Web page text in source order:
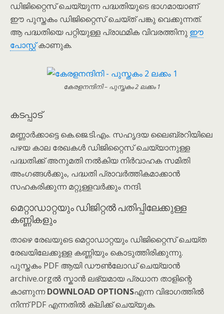
ഡിജിറ്റൈസ് ചെയ്യുന്ന പദ്ധതിയുടെ ഭാഗമായാണ്
ഈ പുസ്തകം ഡിജിറ്റൈസ് ചെയ്ത് പങ്കു വെക്കുന്നത്.
ആ പദ്ധതിയെ പറ്റിയുള്ള പ്രാഥമിക വിവരത്തിനു ഈ
പോസ്റ്റ്കാണുക.
കേരളനന്ദിനി – പുസ്തകം 2 ലക്കം 1
കടപ്പാട്
മണ്ണാർക്കാട്ടെ കെ.ജെ.ടി.എം. സഹൃദയ ലൈബ്രറിയിലെ
പഴയ കാല രേഖകൾ ഡിജിറ്റൈസ് ചെയ്യാനുള്ള
പദ്ധതിക്ക് അനുമതി നൽകിയ നിര്‍വാഹക സമിതി
അംഗങ്ങൾക്കും, പദ്ധതി പ്രാവർത്തികമാക്കാൻ
സഹകരിക്കുന്ന മറ്റുള്ളവർക്കും നന്ദി.
മെറ്റാഡാറ്റയും ഡിജിറ്റൽ പതിപ്പിലേക്കുള്ള
കണ്ണികളും
താഴെ രേഖയുടെ മെറ്റാഡാറ്റയും ഡിജിറ്റൈസ് ചെയ്ത
രേഖയിലേക്കുള്ള കണ്ണിയും കൊടുത്തിരിക്കുന്നു.
പുസ്തകം PDF ആയി ഡൗൺലോഡ് ചെയ്യാൻ
archive.orgൽ സ്കാൻ ലഭ്യമായ പ്രധാന താളിന്റെ
കാണുന്നDOWNLOAD OPTIONSഎന്ന വിഭാഗത്തിൽ
നിന്ന് PDF എന്നതിൽ ക്ലിക്ക് ചെയ്യുക.